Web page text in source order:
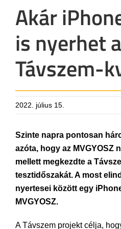
Akár
is nyerhet a
Távszem-
2022. július 15.
Szinte napra pontosan
azóta, hogy az MVGYOSZ
mellett megkezdte a
tesztidőszakát. A most
nyertesei között egy
MVGYOSZ.
A Távszem projekt célja,